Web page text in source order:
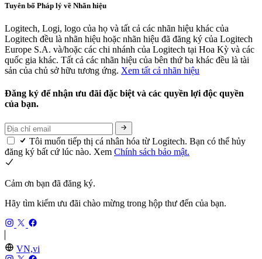
Tuyên bố Pháp lý về Nhãn hiệu
Logitech, Logi, logo của họ và tất cả các nhãn hiệu khác của
Logitech đều là nhãn hiệu hoặc nhãn hiệu đã đăng ký của Logitech
Europe S.A. và/hoặc các chi nhánh của Logitech tại Hoa Kỳ và các
quốc gia khác. Tất cả các nhãn hiệu của bên thứ ba khác đều là tài
sản của chủ sở hữu tương ứng. Xem tất cả nhãn hiệu
Đăng ký để nhận ưu đãi đặc biệt và các quyền lợi độc quyền
của bạn.
Tôi muốn tiếp thị cá nhân hóa từ Logitech. Bạn có thể hủy
đăng ký bất cứ lúc nào. Xem Chính sách bảo mật.
Cảm ơn bạn đã đăng ký.
Hãy tìm kiếm ưu đãi chào mừng trong hộp thư đến của bạn.
VN,vi